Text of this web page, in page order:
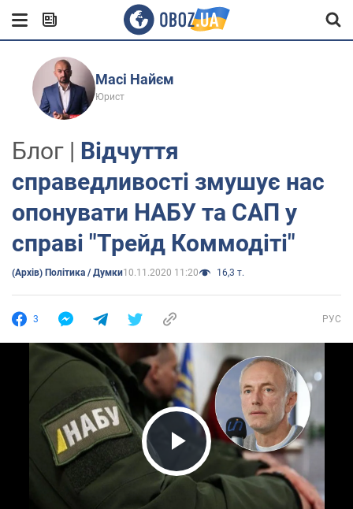
Масі Найєм
Юрист
Блог | Відчуття
справедливості змушує нас
опонувати НАБУ та САП у
справі "Трейд Коммодіті"
(Архів) Політика / Думки10.11.2020 11:20 16,3 т.
3 РУС
Play Video